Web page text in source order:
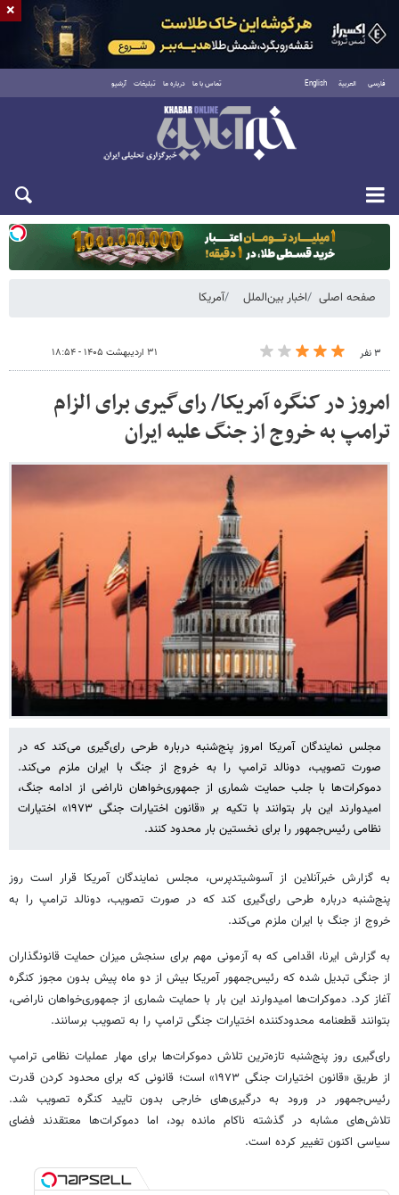
فارسی العربية English تماس با ما درباره ما تبلیغات آرشیو
یکشنبه ۱۸ مرداد ۱۴۰۵
صفحه اصلی اخبار بین‌الملل آمریکا
۳ نفر ۳۱ اردیبهشت ۱۴۰۵ - ۱۸:۵۴
امروز در کنگره آمریکا/ رای‌گیری برای الزام
ترامپ به خروج از جنگ علیه ایران
مجلس نمایندگان آمریکا امروز پنج‌شنبه درباره طرحی رای‌گیری می‌کند که در
صورت تصویب، دونالد ترامپ را به خروج از جنگ با ایران ملزم می‌کند.
دموکرات‌ها با جلب حمایت شماری از جمهوری‌خواهان ناراضی از ادامه جنگ،
امیدوارند این بار بتوانند با تکیه بر «قانون اختیارات جنگی ۱۹۷۳» اختیارات
نظامی رئیس‌جمهور را برای نخستین بار محدود کنند.
به گزارش خبرآنلاین از آسوشیتدپرس، مجلس نمایندگان آمریکا قرار است روز
پنج‌شنبه درباره طرحی رای‌گیری کند که در صورت تصویب، دونالد ترامپ را به
خروج از جنگ با ایران ملزم می‌کند.
به گزارش ایرنا، اقدامی که به آزمونی مهم برای سنجش میزان حمایت قانونگذاران
از جنگی تبدیل شده که رئیس‌جمهور آمریکا بیش از دو ماه پیش بدون مجوز کنگره
آغاز کرد. دموکرات‌ها امیدوارند این بار با حمایت شماری از جمهوری‌خواهان ناراضی،
بتوانند قطعنامه محدودکننده اختیارات جنگی ترامپ را به تصویب برسانند.
رای‌گیری روز پنج‌شنبه تازه‌ترین تلاش دموکرات‌ها برای مهار عملیات نظامی ترامپ
از طریق «قانون اختیارات جنگی ۱۹۷۳» است؛ قانونی که برای محدود کردن قدرت
رئیس‌جمهور در ورود به درگیری‌های خارجی بدون تایید کنگره تصویب شد.
تلاش‌های مشابه در گذشته ناکام مانده بود، اما دموکرات‌ها معتقدند فضای
سیاسی اکنون تغییر کرده است.
×